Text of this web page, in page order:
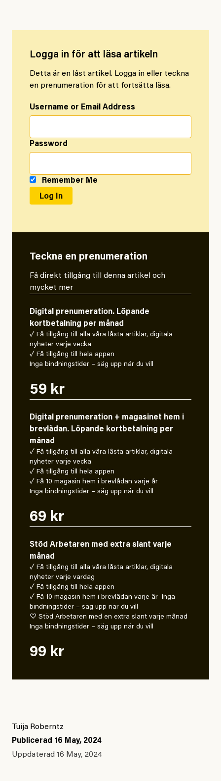
Logga in för att läsa artikeln
Detta är en låst artikel. Logga in eller teckna
en prenumeration för att fortsätta läsa.
Username or Email Address
Password
Remember Me
Teckna en prenumeration
Få direkt tillgång till denna artikel och
mycket mer
Digital prenumeration. Löpande
kortbetalning per månad
✓ Få tillgång till alla våra låsta artiklar, digitala
nyheter varje vecka
✓ Få tillgång till hela appen
Inga bindningstider – säg upp när du vill
59 kr
Digital prenumeration + magasinet hem i
brevlådan. Löpande kortbetalning per
månad
✓ Få tillgång till alla våra låsta artiklar, digitala
nyheter varje vecka
✓ Få tillgång till hela appen
✓ Få 10 magasin hem i brevlådan varje år
Inga bindningstider – säg upp när du vill
69 kr
Stöd Arbetaren med extra slant varje
månad
✓ Få tillgång till alla våra låsta artiklar, digitala
nyheter varje vardag
✓ Få tillgång till hela appen
✓ Få 10 magasin hem i brevlådan varje år Inga
bindningstider – säg upp när du vill
♡ Stöd Arbetaren med en extra slant varje månad
Inga bindningstider – säg upp när du vill
99 kr
Tuija Roberntz
Publicerad 16 May, 2024
Uppdaterad 16 May, 2024